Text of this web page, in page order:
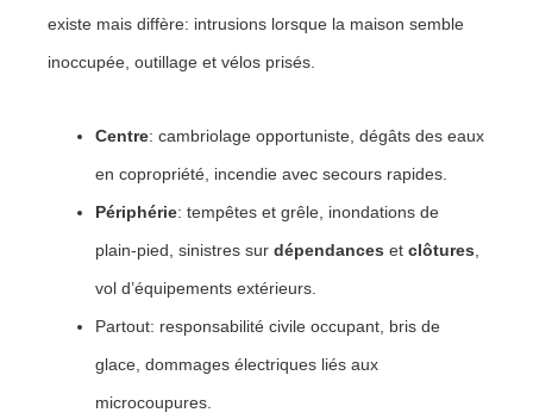
existe mais diffère: intrusions lorsque la maison semble
inoccupée, outillage et vélos prisés.
Centre: cambriolage opportuniste, dégâts des eaux
en copropriété, incendie avec secours rapides.
Périphérie: tempêtes et grêle, inondations de
plain-pied, sinistres surdépendances etclôtures,
vol d’équipements extérieurs.
Partout: responsabilité civile occupant, bris de
glace, dommages électriques liés aux
microcoupures.